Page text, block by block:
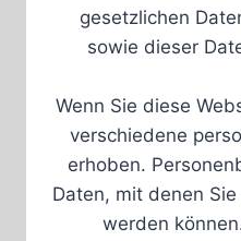
gesetzlichen
sowie dieser
Wenn Sie diese
verschiedene
erhoben.
Daten, mit denen
werden